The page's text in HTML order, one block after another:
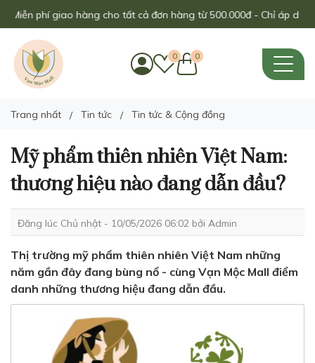
phí giao hàng cho tất cả đơn hàng từ 500.000đ - Chỉ áp dụng
0 0
Trang nhất Tin tức Tin tức & Cộng đồng
Mỹ phẩm thiên nhiên Việt Nam:
thương hiệu nào đang dẫn đầu?
Đăng lúc Chủ nhật - 10/05/2026 06:02 bởi Admin
Thị trường mỹ phẩm thiên nhiên Việt Nam những
năm gần đây đang bùng nổ - cùng Vạn Mộc Mall điểm
danh những thương hiệu đang dẫn đầu.